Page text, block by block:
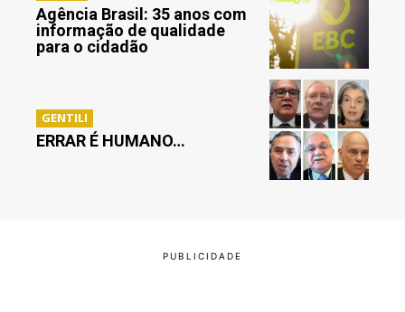
Agência Brasil: 35 anos com
informação de qualidade
para o cidadão
GENTILI
ERRAR É HUMANO…